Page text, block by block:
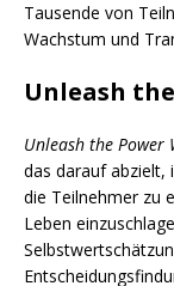
Tausende von
Wachstum und
Unleash
Unleash the Power
das darauf abzielt,
die Teilnehmer zu
Leben